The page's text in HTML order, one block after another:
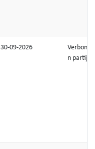
30-09-2026
Verbonde
n partijen